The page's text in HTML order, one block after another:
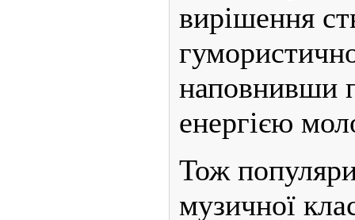
вирішення
наповнивши
енергією
Тож
музичної